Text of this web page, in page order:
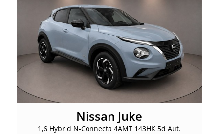
Nissan Juke
1,6 Hybrid N-Connecta 4AMT 143HK 5d Aut.